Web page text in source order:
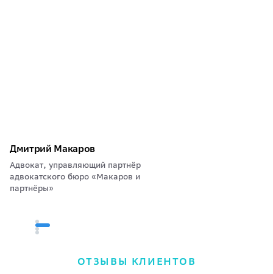
Дмитрий Макаров
Адвокат, управляющий партнёр
адвокатского бюро «Макаров и
партнёры»
ОТЗЫВЫ КЛИЕНТОВ